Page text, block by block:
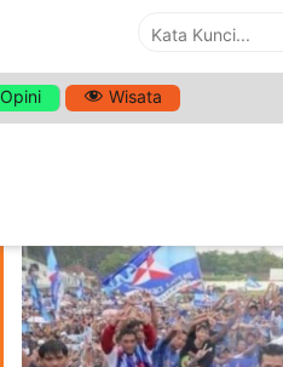
Opini Wisata
HASHTAG:KABUPATEN